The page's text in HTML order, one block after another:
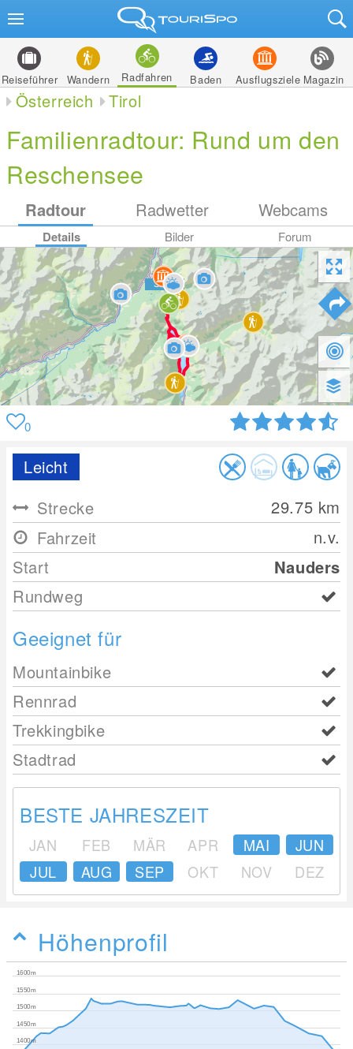
Reiseführer Wandern Radfahren Baden Ausflugsziele Magazin
Österreich Tirol
Familienradtour: Rund um den
Reschensee
Radtour Radwetter Webcams
Details Bilder Forum
0
Leicht
Strecke
29.75 km
Fahrzeit
n.v.
Start
Nauders
Rundweg
Geeignet für
Mountainbike
Rennrad
Trekkingbike
Stadtrad
BESTE JAHRESZEIT
JAN FEB MÄR APR MAI
JUN
JUL
AUG SEP OKT NOV DEZ
Höhenprofil
1400m
1450m
1500m
1550m
1600m